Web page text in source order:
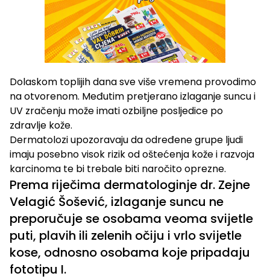
Dolaskom toplijih dana sve više vremena provodimo
na otvorenom. Međutim pretjerano izlaganje suncu i
UV zračenju može imati ozbiljne posljedice po
zdravlje kože.
Dermatolozi upozoravaju da određene grupe ljudi
imaju posebno visok rizik od oštećenja kože i razvoja
karcinoma te bi trebale biti naročito oprezne.
Prema riječima dermatologinje dr. Zejne
Velagić Šošević, izlaganje suncu ne
preporučuje se osobama veoma svijetle
puti, plavih ili zelenih očiju i vrlo svijetle
kose, odnosno osobama koje pripadaju
fototipu I.